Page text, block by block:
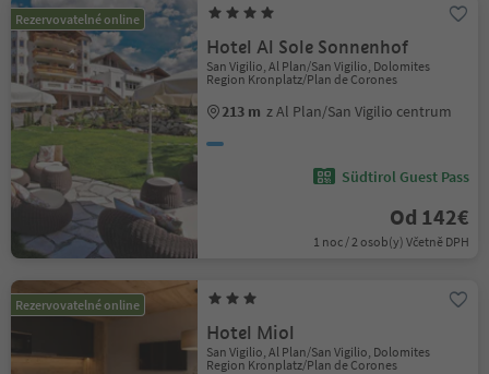
Rezervovatelné online
Hotel Al Sole Sonnenhof
San Vigilio, Al Plan/San Vigilio, Dolomites
Region Kronplatz/Plan de Corones
213 m z Al Plan/San Vigilio centrum
Südtirol Guest Pass
Od 142€
1 noc / 2 osob(y) Včetně DPH
Rezervovatelné online
Hotel Miol
San Vigilio, Al Plan/San Vigilio, Dolomites
Region Kronplatz/Plan de Corones